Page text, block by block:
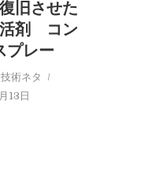
旧させた
剤 コン
プレー
技術ネタ
13日